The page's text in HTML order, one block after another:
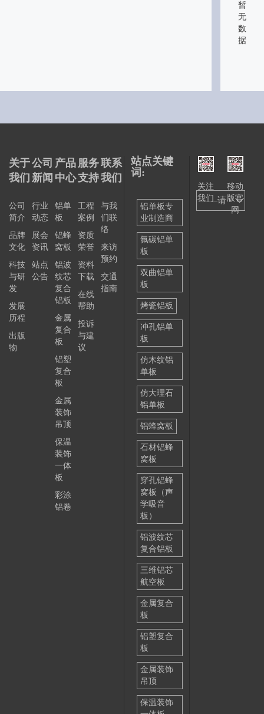
暂
无
数
据
关于
我们
公司
简介
品牌
文化
科技
与研
发
发展
历程
出版
物
公司
新闻
行业
动态
展会
资讯
站点
公告
产品
中心
铝单
板
铝蜂
窝板
铝波
纹芯
复合
铝板
金属
复合
板
铝塑
复合
板
金属
装饰
吊顶
保温
装饰
一体
板
彩涂
铝卷
服务
支持
工程
案例
资质
荣誉
资料
下载
在线
帮助
投诉
与建
议
联系
我们
与我
们联
络
来访
预约
交通
指南
站点关键
词:
铝单板专
业制造商
氟碳铝单
板
双曲铝单
板
烤瓷铝板
冲孔铝单
板
仿木纹铝
单板
仿大理石
铝单板
铝蜂窝板
石材铝蜂
窝板
穿孔铝蜂
窝板（声
学吸音
板）
铝波纹芯
复合铝板
三维铝芯
航空板
金属复合
板
铝塑复合
板
金属装饰
吊顶
保温装饰
关注
我们
移动
版官
网
——请